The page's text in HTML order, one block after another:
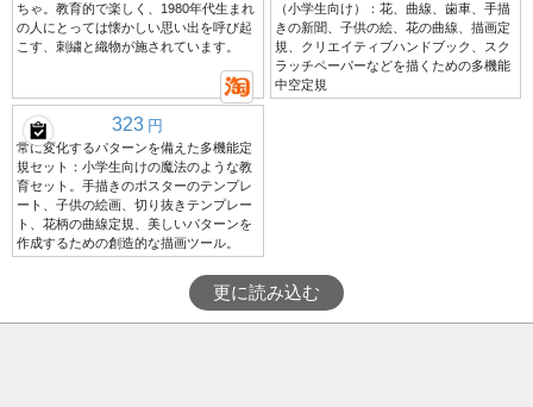
ちゃ。教育的で楽しく、1980年代生まれ
の人にとっては懐かしい思い出を呼び起
こす、刺繍と織物が施されています。
（小学生向け）：花、曲線、歯車、手描
きの新聞、子供の絵、花の曲線、描画定
規、クリエイティブハンドブック、スク
ラッチペーパーなどを描くための多機能
中空定規
323 円
常に変化するパターンを備えた多機能定
規セット：小学生向けの魔法のような教
育セット。手描きのポスターのテンプレ
ート、子供の絵画、切り抜きテンプレー
ト、花柄の曲線定規、美しいパターンを
作成するための創造的な描画ツール。
更に読み込む